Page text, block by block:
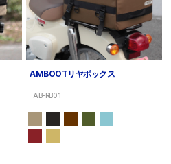
AMBOOTリヤボックス
AB-RB01